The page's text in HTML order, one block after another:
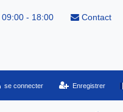
- 18:00 Contact
se connecter Enregistrer